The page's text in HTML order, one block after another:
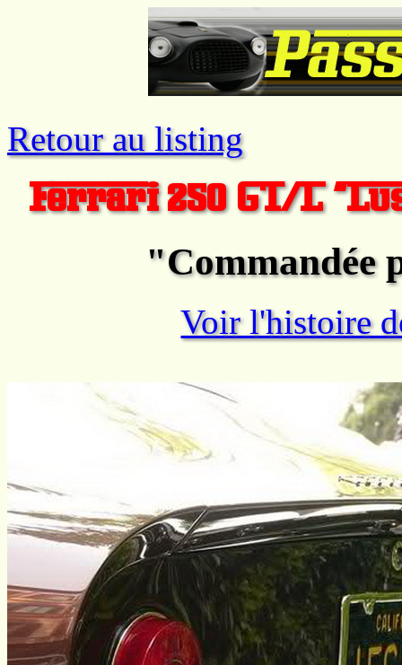
Retour au listing
Ferrari 250 GT/L
"Commandée
Voir l'histoire